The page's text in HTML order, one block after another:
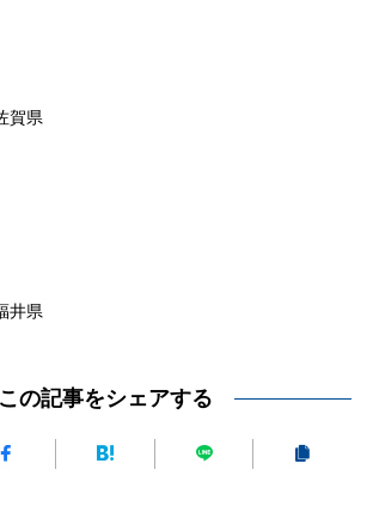
賀県
井県
この記事をシェアする